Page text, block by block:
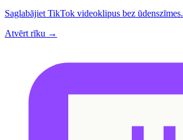
Saglabājiet TikTok videoklipus bez ūdenszīmes.
Atvērt rīku →